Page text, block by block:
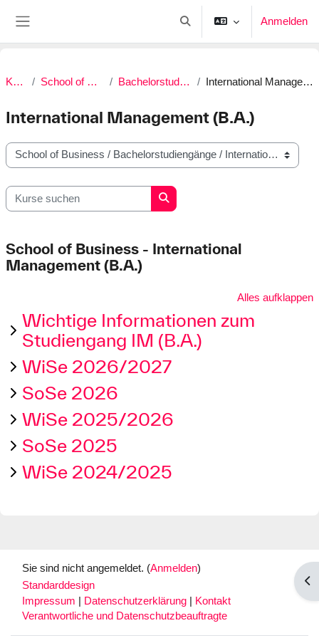
Sucheingabe umschalten
Anmelden
Kurse School of Business Bachelorstudiengänge International Management (B.A.)
International Management (B.A.)
Kursbereiche
Kurse suchen
Kurse suchen
School of Business - International
Management (B.A.)
Alles aufklappen
Wichtige Informationen zum
Studiengang IM (B.A.)
WiSe 2026/2027
SoSe 2026
WiSe 2025/2026
SoSe 2025
WiSe 2024/2025
Sie sind nicht angemeldet. (Anmelden)
Standarddesign
Impressum
Datenschutzerklärung
Kontakt
Verantwortliche und Datenschutzbeauftragte